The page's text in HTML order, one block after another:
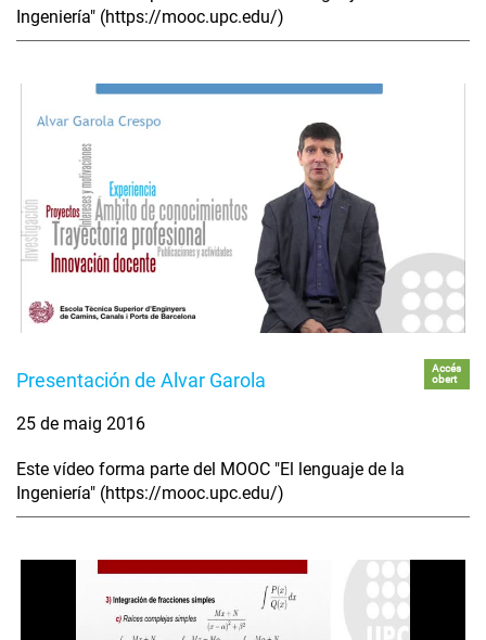
Ingeniería" (https://mooc.upc.edu/)
Presentación de Alvar Garola
Accés
obert
25 de maig 2016
Este vídeo forma parte del MOOC "El lenguaje de la
Ingeniería" (https://mooc.upc.edu/)